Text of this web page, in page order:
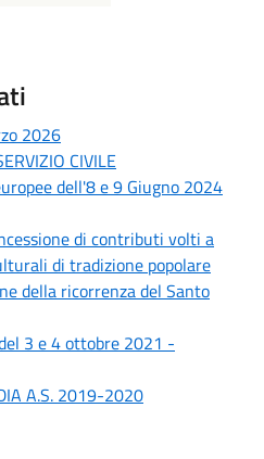
2026
CIVILE
dell'8 e 9 Giugno 2024
di contributi volti a
di tradizione popolare
della ricorrenza del Santo
3 e 4 ottobre 2021 -
A.S. 2019-2020